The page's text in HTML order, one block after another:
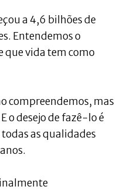
a 4,6 bilhões de
Entendemos o
que vida tem como
compreendemos, mas
o desejo de fazê-lo é
as qualidades